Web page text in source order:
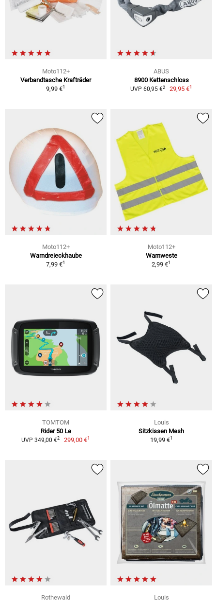
Moto112+
Verbandtasche Krafträder
9,99 €1
ABUS
8900 Kettenschloss
UVP 60,95 €2 29,95 €1
Moto112+
Warndreieckhaube
7,99 €1
Moto112+
Warnweste
2,99 €1
TOMTOM
Rider 50 Le
UVP 349,00 €2 299,00 €1
Louis
Sitzkissen Mesh
19,99 €1
Rothewald
Louis